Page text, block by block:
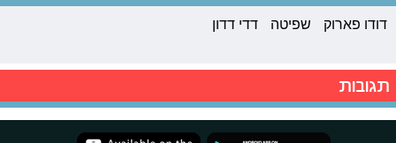
דודו פארוק שפיטה דדי דדון
תגובות